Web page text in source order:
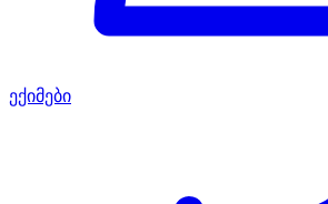
ექიმები